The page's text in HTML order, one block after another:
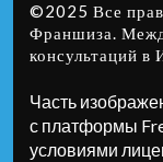
©2025 Все
Франшиза.
консультаций в
Часть
с платформы
условиями